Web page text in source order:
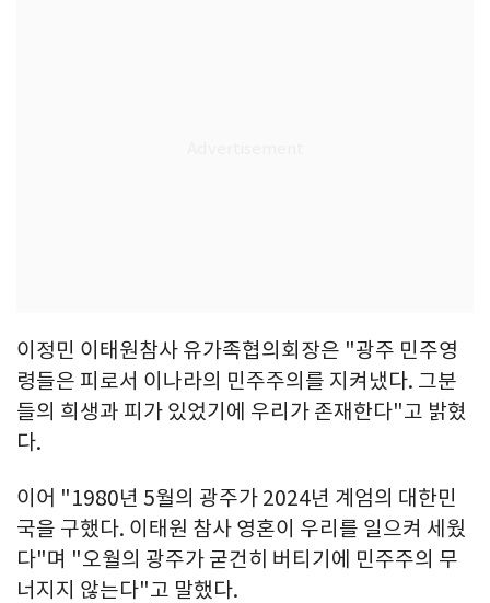
이정민 이태원참사 유가족협의회장은 "광주 민주영
령들은 피로서 이나라의 민주주의를 지켜냈다. 그분
들의 희생과 피가 있었기에 우리가 존재한다"고 밝혔
다.
이어 "1980년 5월의 광주가 2024년 계엄의 대한민
국을 구했다. 이태원 참사 영혼이 우리를 일으켜 세웠
다"며 "오월의 광주가 굳건히 버티기에 민주주의 무
너지지 않는다"고 말했다.